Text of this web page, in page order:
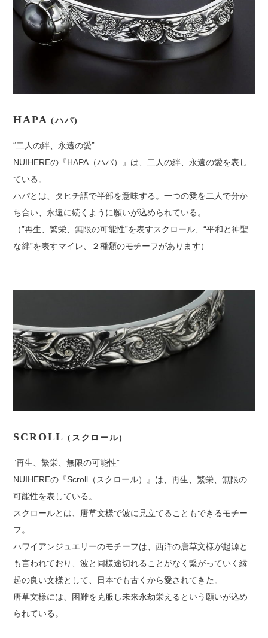
HAPA (ハパ)
“二人の絆、永遠の愛”
NUIHEREの『HAPA（ハパ）』は、二人の絆、永遠の愛を表し
ている。
ハパとは、タヒチ語で半部を意味する。一つの愛を二人で分か
ち合い、永遠に続くように願いが込められている。
（”再生、繁栄、無限の可能性”を表すスクロール、“平和と神聖
な絆”を表すマイレ、２種類のモチーフがあります）
SCROLL (スクロール)
”再生、繁栄、無限の可能性”
NUIHEREの『Scroll（スクロール）』は、再生、繁栄、無限の
可能性を表している。
スクロールとは、唐草文様で波に見立てることもできるモチー
フ。
ハワイアンジュエリーのモチーフは、西洋の唐草文様が起源と
も言われており、波と同様途切れることがなく繋がっていく縁
起の良い文様として、日本でも古くから愛されてきた。
唐草文様には、困難を克服し未来永劫栄えるという願いが込め
られている。